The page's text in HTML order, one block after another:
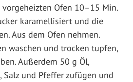
Ofen 10–15 Min.
karamellisiert und die
Aus dem Ofen nehmen.
waschen und trocken tupfen,
Außerdem 50 g Öl,
Salz und Pfeffer zufügen und